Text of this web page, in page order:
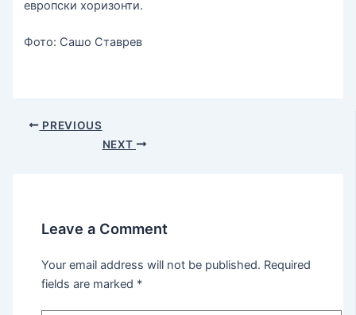
европски хоризонти.
Фото: Сашо Ставрев
PREVIOUS
NEXT
Leave a Comment
Your email address will not be published. Required
fields are marked *